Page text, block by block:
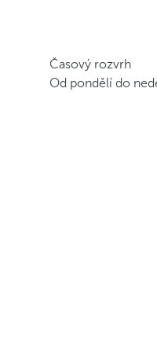
Časový rozvrh
Od pondělí do